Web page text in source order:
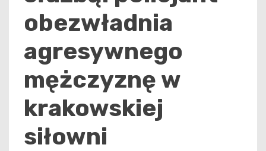
obezwładnia
agresywnego
mężczyznę w
krakowskiej
siłowni